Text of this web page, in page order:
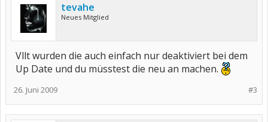
tevahe
Neues Mitglied
Vllt wurden die auch einfach nur deaktiviert bei dem
Up Date und du müsstest die neu an machen.
#3
26. Juni 2009